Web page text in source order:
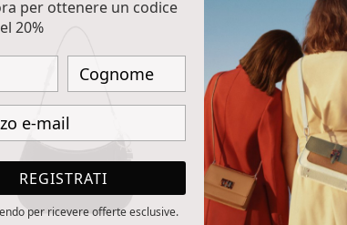
:
per ottenere un codice
20%
REGISTRATI
per ricevere offerte esclusive.